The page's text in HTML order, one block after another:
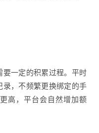
要一定的积累过程。平时
，不频繁更换绑定的手
高，平台会自然增加额